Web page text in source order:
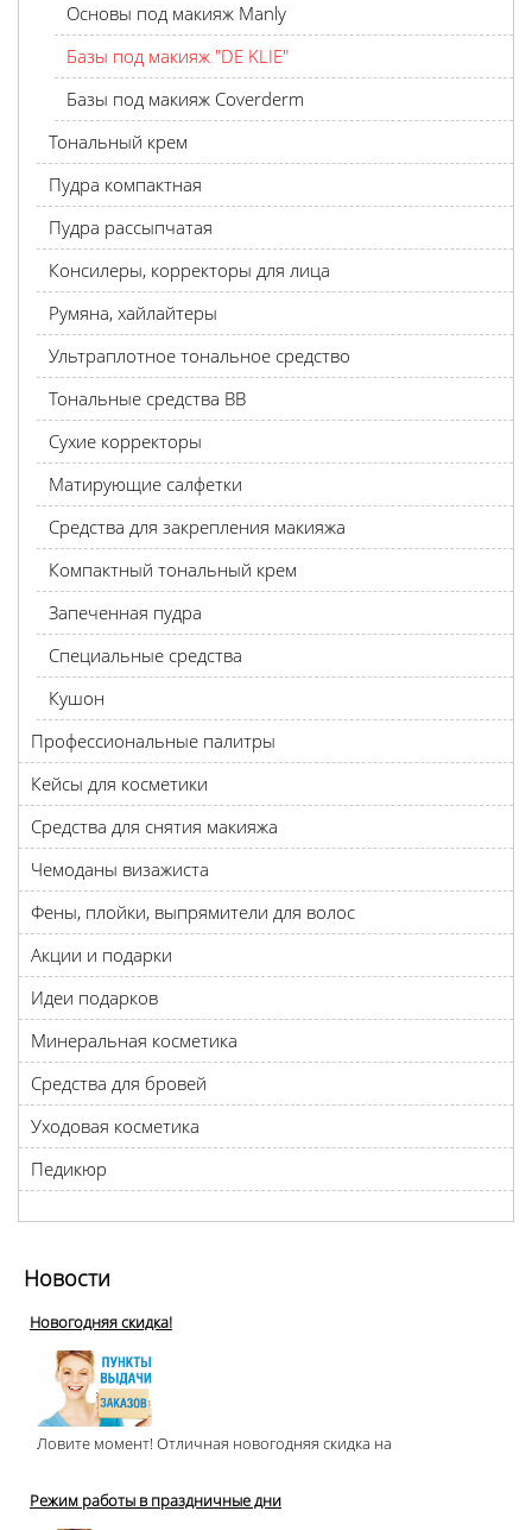
Основы под макияж Manly
Базы под макияж "DE KLIE"
Базы под макияж Coverderm
Тональный крем
Пудра компактная
Пудра рассыпчатая
Консилеры, корректоры для лица
Румяна, хайлайтеры
Ультраплотное тональное средство
Тональные средства BB
Сухие корректоры
Матирующие салфетки
Средства для закрепления макияжа
Компактный тональный крем
Запеченная пудра
Специальные средства
Кушон
Профессиональные палитры
Кейсы для косметики
Средства для снятия макияжа
Чемоданы визажиста
Фены, плойки, выпрямители для волос
Акции и подарки
Идеи подарков
Минеральная косметика
Средства для бровей
Уходовая косметика
Педикюр
Новости
Новогодняя скидка!
Ловите момент! Отличная новогодняя скидка на
Режим работы в праздничные дни